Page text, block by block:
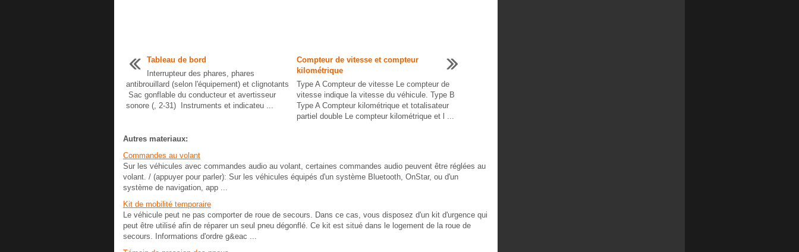
Tableau de bord
Interrupteur des phares, phares
antibrouillard (selon l'équipement) et clignotants
Sac gonflable du conducteur et avertisseur
sonore (, 2-31) Instruments et indicateu ...
Compteur de vitesse et compteur
kilométrique
Type A Compteur de vitesse Le compteur de
vitesse indique la vitesse du véhicule. Type B
Type A Compteur kilométrique et totalisateur
partiel double Le compteur kilométrique et l ...
Autres materiaux:
Commandes au volant
Sur les véhicules avec commandes audio au volant, certaines commandes audio peuvent être réglées au
volant. / (appuyer pour parler): Sur les véhicules équipés d'un système Bluetooth, OnStar, ou d'un
système de navigation, app ...
Kit de mobilité temporaire
Le véhicule peut ne pas comporter de roue de secours. Dans ce cas, vous disposez d'un kit d'urgence qui
peut être utilisé afin de réparer un seul pneu dégonflé. Ce kit est situé dans le logement de la roue de
secours. Informations d'ordre g&eac ...